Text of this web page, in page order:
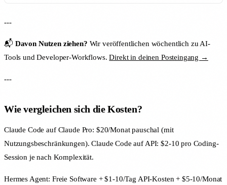
---
📬 Davon Nutzen ziehen? Wir veröffentlichen wöchentlich zu AI-
Tools und Developer-Workflows.Direkt in deinen Posteingang →
---
Wie vergleichen sich die Kosten?
Claude Code auf Claude Pro: $20/Monat pauschal (mit
Nutzungsbeschränkungen). Claude Code auf API: $2-10 pro Coding-
Session je nach Komplexität.
Hermes Agent: Freie Software + $1-10/Tag API-Kosten + $5-10/Monat